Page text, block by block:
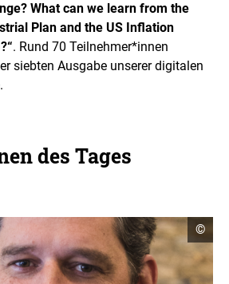
What can we learn from the
Plan and the US Inflation
. Rund 70 Teilnehmer*innen
siebten Ausgabe unserer digitalen
des Tages
C
o
p
y
©